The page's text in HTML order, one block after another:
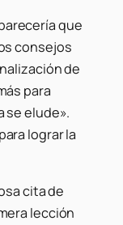
que
consejos
de
para
se elude».
lograr la
cita de
lección